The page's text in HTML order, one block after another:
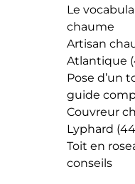
Le
chaume
Artisan
Atlantique
Pose d’un
guide
Couvreur
Lyphard
Toit en
conseils